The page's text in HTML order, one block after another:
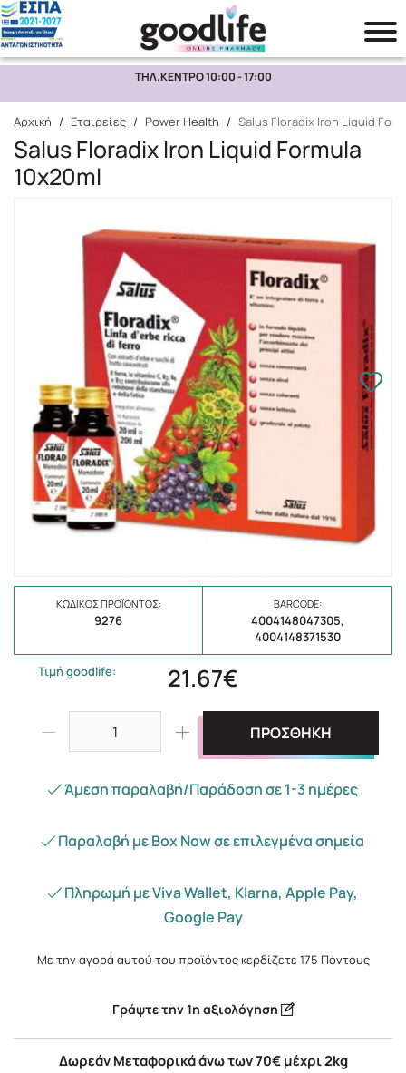
Αναζήτηση
ΤΗΛ.ΚΕΝΤΡΟ 10:00 - 17:00
Αρχική / Εταιρείες / Power Health / Salus Floradix Iron Liquid
Salus Floradix Iron Liquid Formula
10x20ml
ΚΩΔΙΚΌΣ ΠΡΟΪΌΝΤΟΣ:
9276
BARCODE:
4004148047305,
4004148371530
Τιμή goodlife: 21.67€
ΠΡΟΣΘΗΚΗ
Άμεση παραλαβή/Παράδοση σε 1-3 ημέρες
Παραλαβή με Box Now σε επιλεγμένα σημεία
Πληρωμή με Viva Wallet, Klarna, Apple Pay,
Google Pay
Με την αγορά αυτού του προϊόντος κερδίζετε 175 Πόντους
Γράψτε την 1η αξιολόγηση
Δωρεάν Μεταφορικά άνω των 70€ μέχρι 2kg